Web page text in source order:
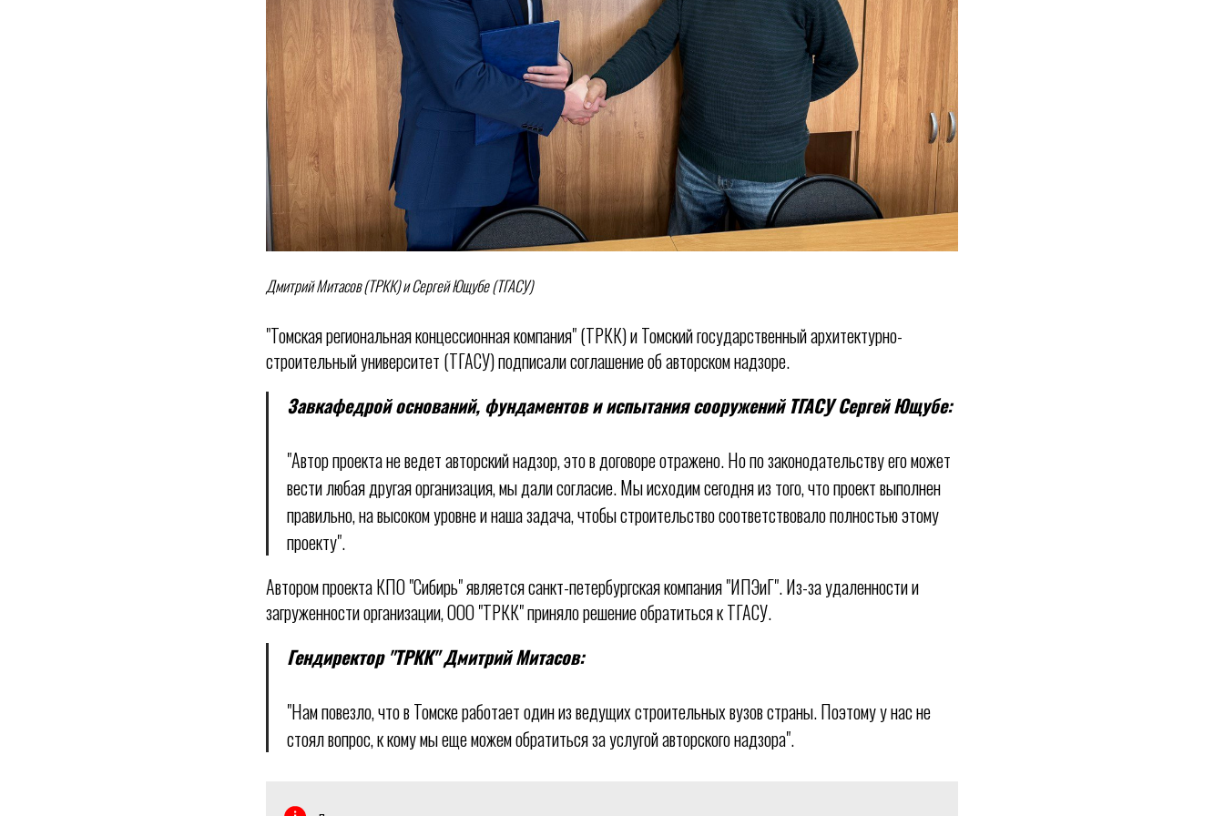
Дмитрий Митасов (ТРКК) и Сергей Ющубе (ТГАСУ)
"Томская региональная концессионная компания" (ТРКК) и Томский государственный архитектурно-
строительный университет (ТГАСУ) подписали соглашение об авторском надзоре.
Завкафедрой оснований, фундаментов и испытания сооружений ТГАСУ Сергей Ющубе:
"Автор проекта не ведет авторский надзор, это в договоре отражено. Но по законодательству его может
вести любая другая организация, мы дали согласие. Мы исходим сегодня из того, что проект выполнен
правильно, на высоком уровне и наша задача, чтобы строительство соответствовало полностью этому
проекту".
Автором проекта КПО "Сибирь" является санкт-петербургская компания "ИПЭиГ". Из-за удаленности и
загруженности организации, ООО "ТРКК" приняло решение обратиться к ТГАСУ.
Гендиректор "ТРКК" Дмитрий Митасов:
"Нам повезло, что в Томске работает один из ведущих строительных вузов страны. Поэтому у нас не
стоял вопрос, к кому мы еще можем обратиться за услугой авторского надзора".